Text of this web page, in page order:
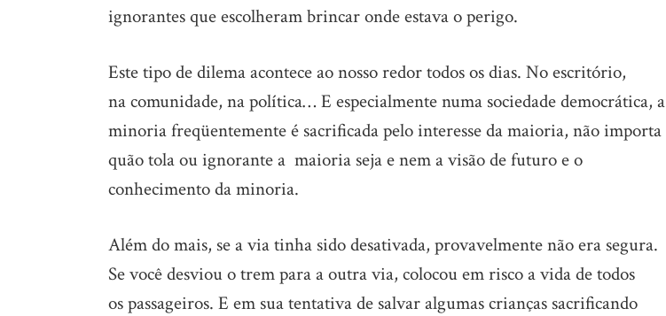
ignorantes que escolheram brincar onde estava o perigo.
Este tipo de dilema acontece ao nosso redor todos os dias. No escritório,
na comunidade, na política… E especialmente numa sociedade democrática, a
minoria freqüentemente é sacrificada pelo interesse da maioria, não importa
quão tola ou ignorante a maioria seja e nem a visão de futuro e o
conhecimento da minoria.
Além do mais, se a via tinha sido desativada, provavelmente não era segura.
Se você desviou o trem para a outra via, colocou em risco a vida de todos
os passageiros. E em sua tentativa de salvar algumas crianças sacrificando